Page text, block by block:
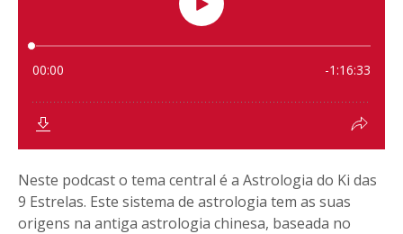
Neste podcast o tema central é a Astrologia do Ki das
9 Estrelas. Este sistema de astrologia tem as suas
origens na antiga astrologia chinesa, baseada no